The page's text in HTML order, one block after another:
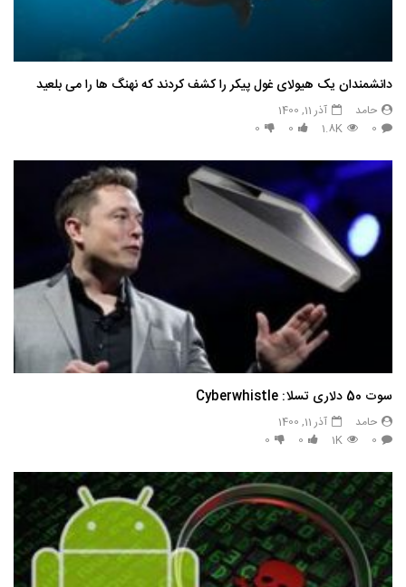
دانشمندان یک هیولای غول پیکر را کشف کردند که نهنگ ها را می بلعید
حامد
آذر 11, 1400
0
1.8K
0
0
سوت 50 دلاری تسلا: Cyberwhistle
حامد
آذر 11, 1400
0
1K
0
0